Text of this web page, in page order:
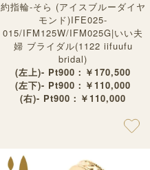
約指輪-そら (アイスブルーダイヤ
モンド)IFE025-
015/IFM125W/IFM025G|いい夫
婦 ブライダル(1122 iifuufu
bridal)
(左上)- Pt900：￥170,500
(左下)- Pt900：￥110,000
(右)- Pt900：￥110,000